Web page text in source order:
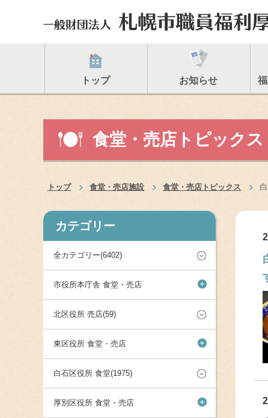
トップ お知らせ
食堂・売店トピックス
トップ 食堂・売店施設 食堂・売店トピックス
カテゴリー
全カテゴリー(6402)
市役所本庁舎 食堂・売店 +
北区役所 売店(59)
東区役所 食堂・売店 +
白石区役所 食堂(1975)
厚別区役所 食堂・売店 +